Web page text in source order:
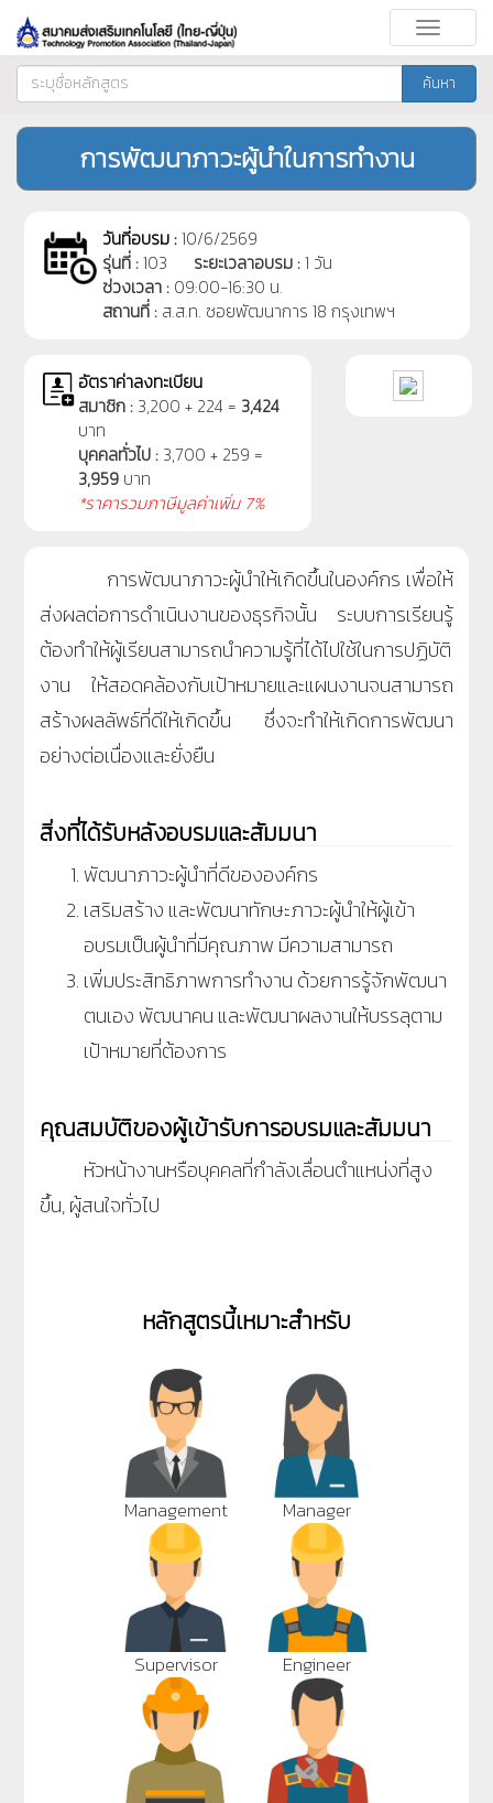
Toggle
ค้นหา
การพัฒนาภาวะผู้นำในการทำงาน
วันที่อบรม :10/6/2569
รุ่นที่ :103 ระยะเวลาอบรม :1 วัน
ช่วงเวลา : 09:00-16:30 น.
สถานที่ : ส.ส.ท. ซอยพัฒนาการ 18 กรุงเทพฯ
อัตราค่าลงทะเบียน
สมาชิก : 3,200 + 224 = 3,424
บาท
บุคคลทั่วไป : 3,700 + 259 =
3,959 บาท
*ราคารวมภาษีมูลค่าเพิ่ม 7%
การพัฒนาภาวะผู้นำให้เกิดขึ้นในองค์กร เพื่อให้
ส่งผลต่อการดำเนินงานของธุรกิจนั้น ระบบการเรียนรู้
ต้องทำให้ผู้เรียนสามารถนำความรู้ที่ได้ไปใช้ในการปฏิบัติ
งาน ให้สอดคล้องกับเป้าหมายและแผนงานจนสามารถ
สร้างผลลัพธ์ที่ดีให้เกิดขึ้น ซึ่งจะทำให้เกิดการพัฒนา
อย่างต่อเนื่องและยั่งยืน
สิ่งที่ได้รับหลังอบรมและสัมมนา
พัฒนาภาวะผู้นำที่ดีขององค์กร
เสริมสร้าง และพัฒนาทักษะภาวะผู้นำให้ผู้เข้า
อบรมเป็นผู้นำที่มีคุณภาพ มีความสามารถ
เพิ่มประสิทธิภาพการทำงาน ด้วยการรู้จักพัฒนา
ตนเอง พัฒนาคน และพัฒนาผลงานให้บรรลุตาม
เป้าหมายที่ต้องการ
คุณสมบัติของผู้เข้ารับการอบรมและสัมมนา
หัวหน้างานหรือบุคคลที่กำลังเลื่อนตำแหน่งที่สูง
ขึ้น, ผู้สนใจทั่วไป
หลักสูตรนี้เหมาะสำหรับ
Management Manager
Supervisor Engineer